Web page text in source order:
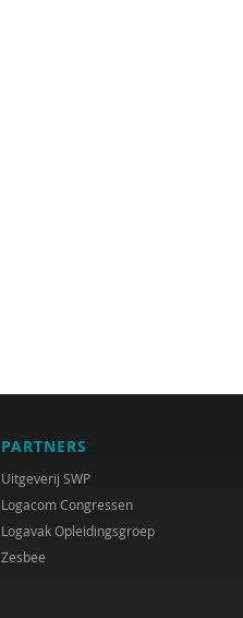
PARTNERS
Uitgeverij SWP
Logacom Congressen
Logavak Opleidingsgroep
Zesbee